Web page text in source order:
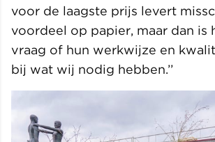
voor de laagste prijs levert
voordeel op papier, maar dan is
vraag of hun werkwijze en
bij wat wij nodig hebben.’’